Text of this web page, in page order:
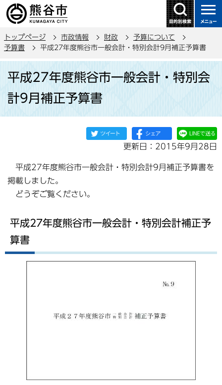
の
ー
す
トップページ 市政情報 財政
予算について
予算書
平成27年度熊谷市一般会計・特別会計9月補正予算書
か
平成27年度熊谷市一般会計・特別会
計9月補正予算書
更新日：2015年9月28日
平成27年度熊谷市一般会計・特別会計9月補正予算書を
掲載しました。
どうぞご覧ください。
平成27年度熊谷市一般会計・特別会計補正予
算書